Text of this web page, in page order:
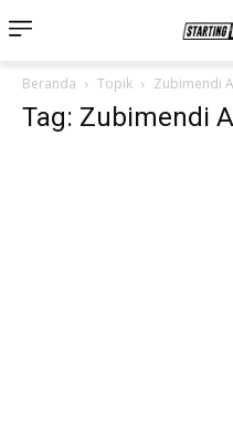
Beranda Topik Zubimendi
Tag: Zubimendi